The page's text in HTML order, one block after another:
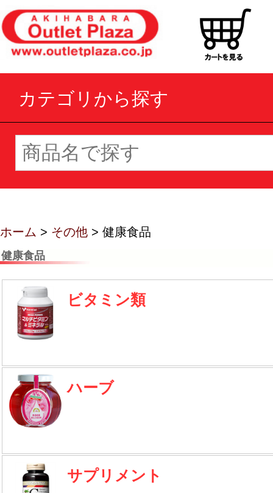
カテゴリから探す
ホーム > その他 > 健康食品
健康食品
ビタミン類
ハーブ
サプリメント